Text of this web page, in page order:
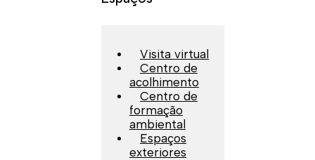
Visita virtual
Centro de
acolhimento
Centro de
formação
ambiental
Espaços
exteriores